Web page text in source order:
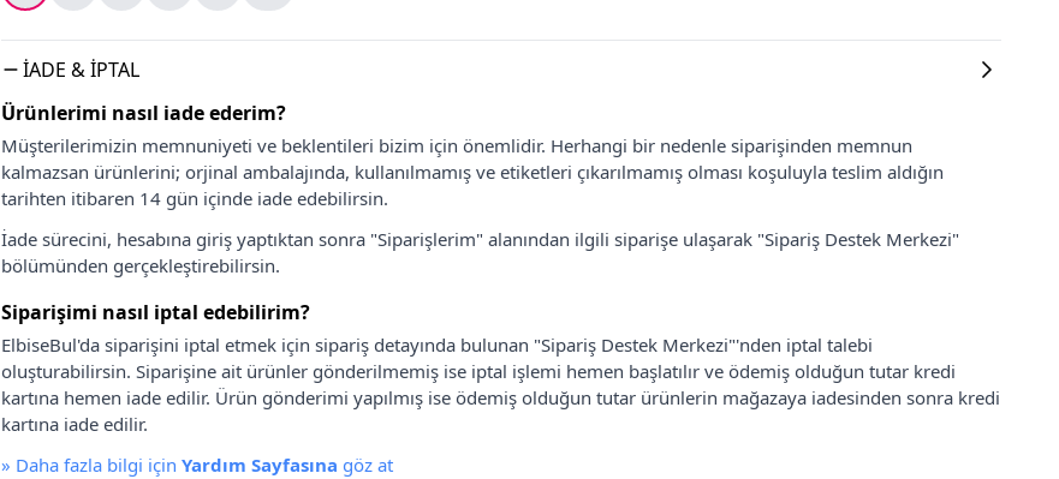
İADE & İPTAL
Ürünlerimi nasıl iade ederim?
Müşterilerimizin memnuniyeti ve beklentileri bizim için önemlidir. Herhangi bir nedenle siparişinden memnun
kalmazsan ürünlerini; orjinal ambalajında, kullanılmamış ve etiketleri çıkarılmamış olması koşuluyla teslim aldığın
tarihten itibaren 14 gün içinde iade edebilirsin.
İade sürecini, hesabına giriş yaptıktan sonra "Siparişlerim" alanından ilgili siparişe ulaşarak "Sipariş Destek Merkezi"
bölümünden gerçekleştirebilirsin.
Siparişimi nasıl iptal edebilirim?
ElbiseBul'da siparişini iptal etmek için sipariş detayında bulunan "Sipariş Destek Merkezi"'nden iptal talebi
oluşturabilirsin. Siparişine ait ürünler gönderilmemiş ise iptal işlemi hemen başlatılır ve ödemiş olduğun tutar kredi
kartına hemen iade edilir. Ürün gönderimi yapılmış ise ödemiş olduğun tutar ürünlerin mağazaya iadesinden sonra kredi
kartına iade edilir.
» Daha fazla bilgi için Yardım Sayfasına göz at